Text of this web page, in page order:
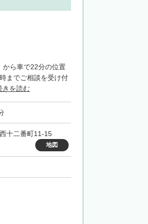
から車で22分の位置
までご相談を受け付
きを読む
十二番町11-15
地図